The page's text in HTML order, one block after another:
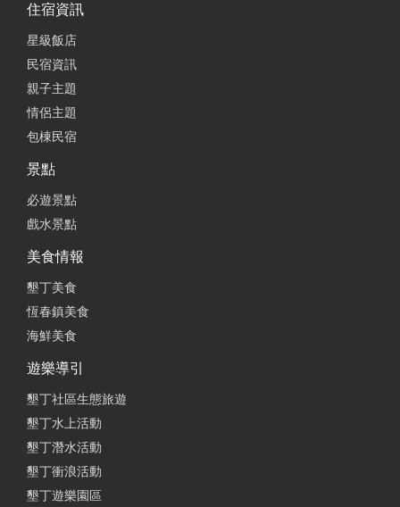
住宿資訊
星級飯店
民宿資訊
親子主題
情侶主題
包棟民宿
景點
必遊景點
戲水景點
美食情報
墾丁美食
恆春鎮美食
海鮮美食
遊樂導引
墾丁社區生態旅遊
墾丁水上活動
墾丁潛水活動
墾丁衝浪活動
墾丁遊樂園區